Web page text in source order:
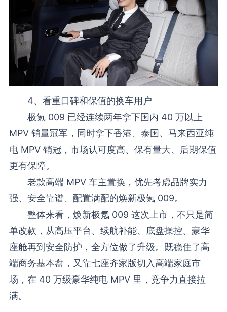
4、看重口碑和保值的换车用户
极氪 009 已经连续两年拿下国内 40 万以上
MPV 销量冠军，同时拿下香港、泰国、马来西亚纯
电 MPV 销冠，市场认可度高、保有量大、后期保值
更有保障。
老款高端 MPV 车主置换，优先考虑品牌实力
强、安全靠谱、配置满配的焕新极氪 009。
整体来看，焕新极氪 009 这次上市，不只是简
单改款，从高压平台、续航补能、底盘操控、豪华
座舱再到安全防护，全方位做了升级。既稳住了高
端商务基本盘，又靠七座齐家版切入高端家庭市
场，在 40 万级豪华纯电 MPV 里，竞争力直接拉
满。